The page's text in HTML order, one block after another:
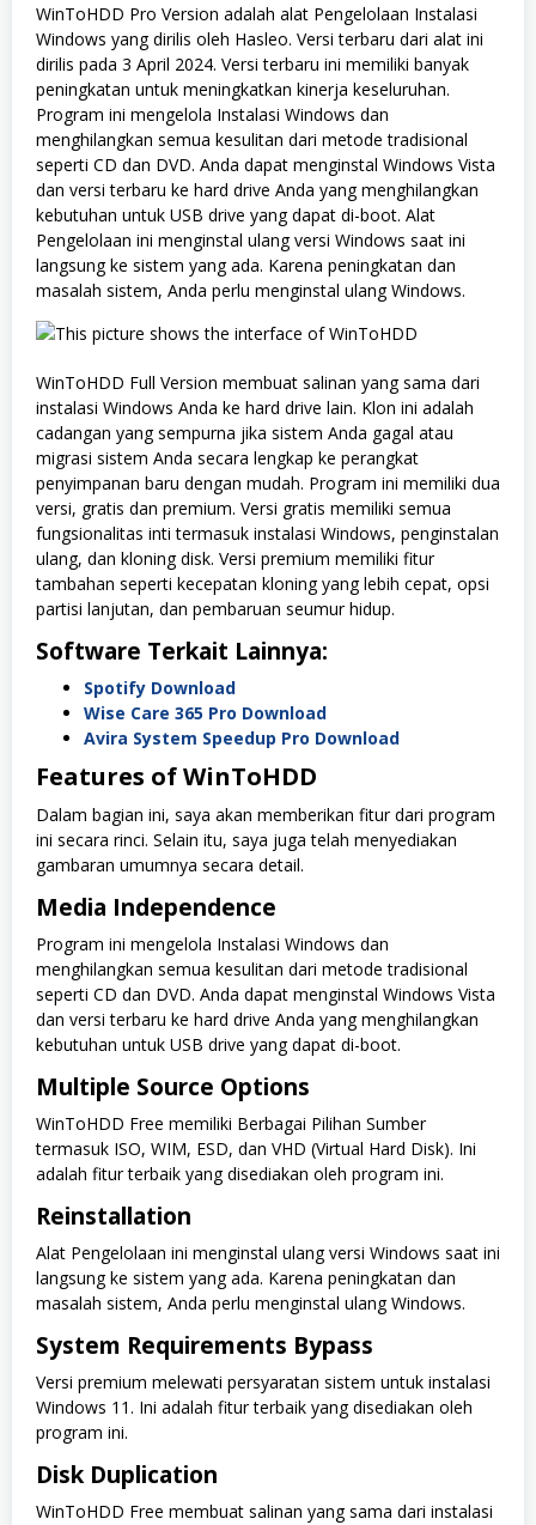
WinToHDD Pro Version adalah alat Pengelolaan Instalasi
Windows yang dirilis oleh Hasleo. Versi terbaru dari alat ini
dirilis pada 3 April 2024. Versi terbaru ini memiliki banyak
peningkatan untuk meningkatkan kinerja keseluruhan.
Program ini mengelola Instalasi Windows dan
menghilangkan semua kesulitan dari metode tradisional
seperti CD dan DVD. Anda dapat menginstal Windows Vista
dan versi terbaru ke hard drive Anda yang menghilangkan
kebutuhan untuk USB drive yang dapat di-boot. Alat
Pengelolaan ini menginstal ulang versi Windows saat ini
langsung ke sistem yang ada. Karena peningkatan dan
masalah sistem, Anda perlu menginstal ulang Windows.
WinToHDD Full Version membuat salinan yang sama dari
instalasi Windows Anda ke hard drive lain. Klon ini adalah
cadangan yang sempurna jika sistem Anda gagal atau
migrasi sistem Anda secara lengkap ke perangkat
penyimpanan baru dengan mudah. Program ini memiliki dua
versi, gratis dan premium. Versi gratis memiliki semua
fungsionalitas inti termasuk instalasi Windows, penginstalan
ulang, dan kloning disk. Versi premium memiliki fitur
tambahan seperti kecepatan kloning yang lebih cepat, opsi
partisi lanjutan, dan pembaruan seumur hidup.
Software Terkait Lainnya:
Spotify Download
Wise Care 365 Pro Download
Avira System Speedup Pro Download
Features of WinToHDD
Dalam bagian ini, saya akan memberikan fitur dari program
ini secara rinci. Selain itu, saya juga telah menyediakan
gambaran umumnya secara detail.
Media Independence
Program ini mengelola Instalasi Windows dan
menghilangkan semua kesulitan dari metode tradisional
seperti CD dan DVD. Anda dapat menginstal Windows Vista
dan versi terbaru ke hard drive Anda yang menghilangkan
kebutuhan untuk USB drive yang dapat di-boot.
Multiple Source Options
WinToHDD Free memiliki Berbagai Pilihan Sumber
termasuk ISO, WIM, ESD, dan VHD (Virtual Hard Disk). Ini
adalah fitur terbaik yang disediakan oleh program ini.
Reinstallation
Alat Pengelolaan ini menginstal ulang versi Windows saat ini
langsung ke sistem yang ada. Karena peningkatan dan
masalah sistem, Anda perlu menginstal ulang Windows.
System Requirements Bypass
Versi premium melewati persyaratan sistem untuk instalasi
Windows 11. Ini adalah fitur terbaik yang disediakan oleh
program ini.
Disk Duplication
WinToHDD Free membuat salinan yang sama dari instalasi